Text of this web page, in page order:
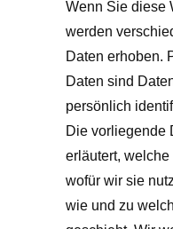
Wenn Sie diese
werden
Daten erhoben.
Daten sind
persönlich
Die vorliegende
erläutert,
wofür wir sie
wie und zu